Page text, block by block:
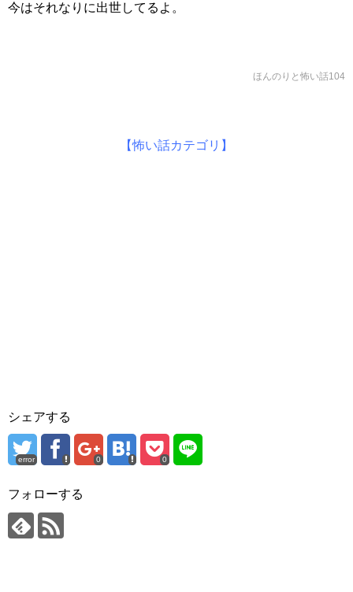
今はそれなりに出世してるよ。
ほんのりと怖い話104
【怖い話カテゴリ】
シェアする
error 0 0
フォローする